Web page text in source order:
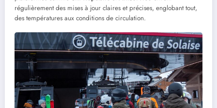
régulièrement des mises à jour claires et précises, englobant tout,
des températures aux conditions de circulation.